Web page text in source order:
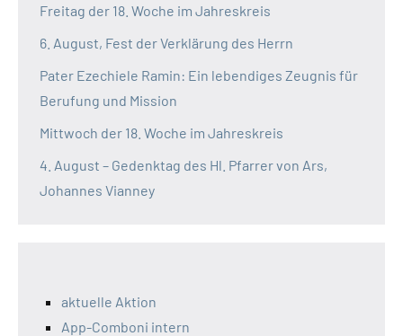
Freitag der 18. Woche im Jahreskreis
6. August, Fest der Verklärung des Herrn
Pater Ezechiele Ramin: Ein lebendiges Zeugnis für
Berufung und Mission
Mittwoch der 18. Woche im Jahreskreis
4. August – Gedenktag des Hl. Pfarrer von Ars,
Johannes Vianney
aktuelle Aktion
App-Comboni intern